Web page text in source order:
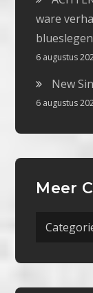
ware
6 augustus
New
6 augustus
Meer
Meer